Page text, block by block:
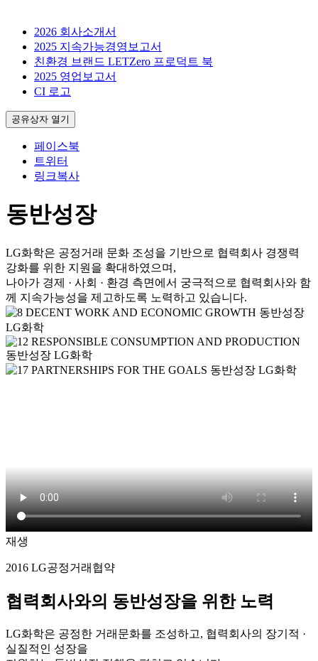
2026 회사소개서
2025 지속가능경영보고서
친환경 브랜드 LETZero 프로덕트 북
2025 영업보고서
CI 로고
공유상자 열기
페이스북
트위터
링크복사
동반성장
LG화학은 공정거래 문화 조성을 기반으로 협력회사 경쟁력
강화를 위한 지원을 확대하였으며,
나아가 경제 · 사회 · 환경 측면에서 궁극적으로 협력회사와 함
께 지속가능성을 제고하도록 노력하고 있습니다.
재생
2016 LG공정거래협약
협력회사와의 동반성장을 위한 노력
LG화학은 공정한 거래문화를 조성하고, 협력회사의 장기적 ·
실질적인 성장을